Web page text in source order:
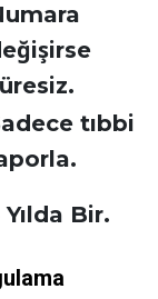
tıbbi
Yılda Bir.